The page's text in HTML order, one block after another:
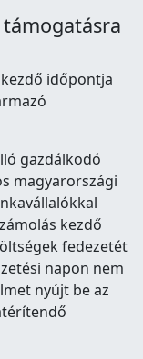
időpontja
gazdálkodó
magyarországi
kezdő
fedezetét
napon nem
nyújt be az